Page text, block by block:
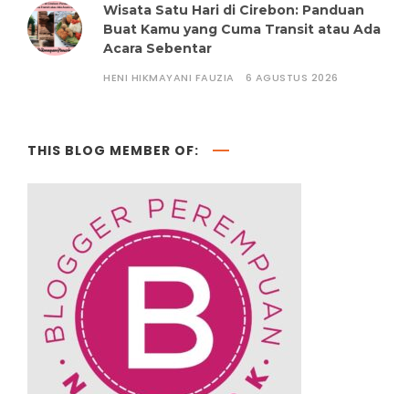
Wisata Satu Hari di Cirebon: Panduan
Buat Kamu yang Cuma Transit atau Ada
Acara Sebentar
HENI HIKMAYANI FAUZIA 6 AGUSTUS 2026
THIS BLOG MEMBER OF: